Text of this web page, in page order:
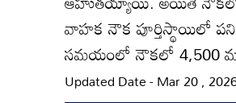
వాహక నౌక పూర్తిస్థాయిలో
సమయంలో నౌకలో 4,500
Updated Date - Mar 20 ,